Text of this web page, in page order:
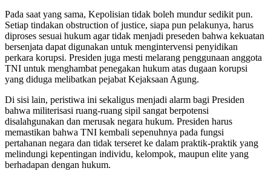
Pada saat yang sama, Kepolisian tidak boleh mundur sedikit pun.
Setiap tindakan obstruction of justice, siapa pun pelakunya, harus
diproses sesuai hukum agar tidak menjadi preseden bahwa kekuatan
bersenjata dapat digunakan untuk mengintervensi penyidikan
perkara korupsi. Presiden juga mesti melarang penggunaan anggota
TNI untuk menghambat penegakan hukum atas dugaan korupsi
yang diduga melibatkan pejabat Kejaksaan Agung.
Di sisi lain, peristiwa ini sekaligus menjadi alarm bagi Presiden
bahwa militerisasi ruang-ruang sipil sangat berpotensi
disalahgunakan dan merusak negara hukum. Presiden harus
memastikan bahwa TNI kembali sepenuhnya pada fungsi
pertahanan negara dan tidak terseret ke dalam praktik-praktik yang
melindungi kepentingan individu, kelompok, maupun elite yang
berhadapan dengan hukum.